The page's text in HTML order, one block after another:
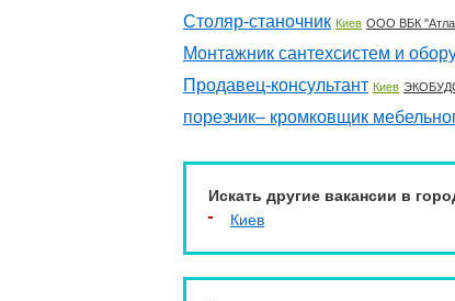
Столяр-станочник Киев ООО ВБК
Монтажник сантехсистем и
Продавец-консультант Киев
порезчик– кромковщик
Искать другие вакансии в
Киев